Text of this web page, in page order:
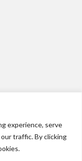
experience, serve
traffic. By clicking
Taiwan Co, Ltd.